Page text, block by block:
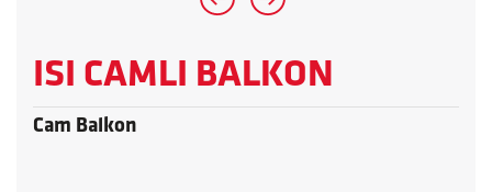
ISI CAMLI BALKON
Cam Balkon